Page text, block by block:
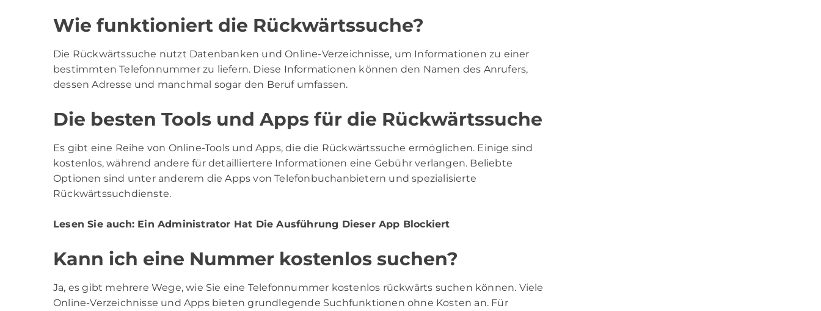
Wie funktioniert die Rückwärtssuche?
Die Rückwärtssuche nutzt Datenbanken und Online-Verzeichnisse, um Informationen zu einer
bestimmten Telefonnummer zu liefern. Diese Informationen können den Namen des Anrufers,
dessen Adresse und manchmal sogar den Beruf umfassen.
Die besten Tools und Apps für die Rückwärtssuche
Es gibt eine Reihe von Online-Tools und Apps, die die Rückwärtssuche ermöglichen. Einige sind
kostenlos, während andere für detailliertere Informationen eine Gebühr verlangen. Beliebte
Optionen sind unter anderem die Apps von Telefonbuchanbietern und spezialisierte
Rückwärtssuchdienste.
Lesen Sie auch: Ein Administrator Hat Die Ausführung Dieser App Blockiert
Kann ich eine Nummer kostenlos suchen?
Ja, es gibt mehrere Wege, wie Sie eine Telefonnummer kostenlos rückwärts suchen können. Viele
Online-Verzeichnisse und Apps bieten grundlegende Suchfunktionen ohne Kosten an. Für